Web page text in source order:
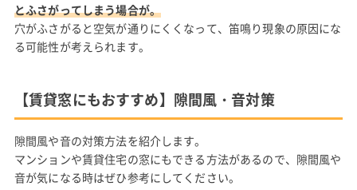
とふさがってしまう場合が。
穴がふさがると空気が通りにくくなって、笛鳴り現象の原因にな
る可能性が考えられます。
【賃貸窓にもおすすめ】隙間風・音対策
隙間風や音の対策方法を紹介します。
マンションや賃貸住宅の窓にもできる方法があるので、隙間風や
音が気になる時はぜひ参考にしてください。